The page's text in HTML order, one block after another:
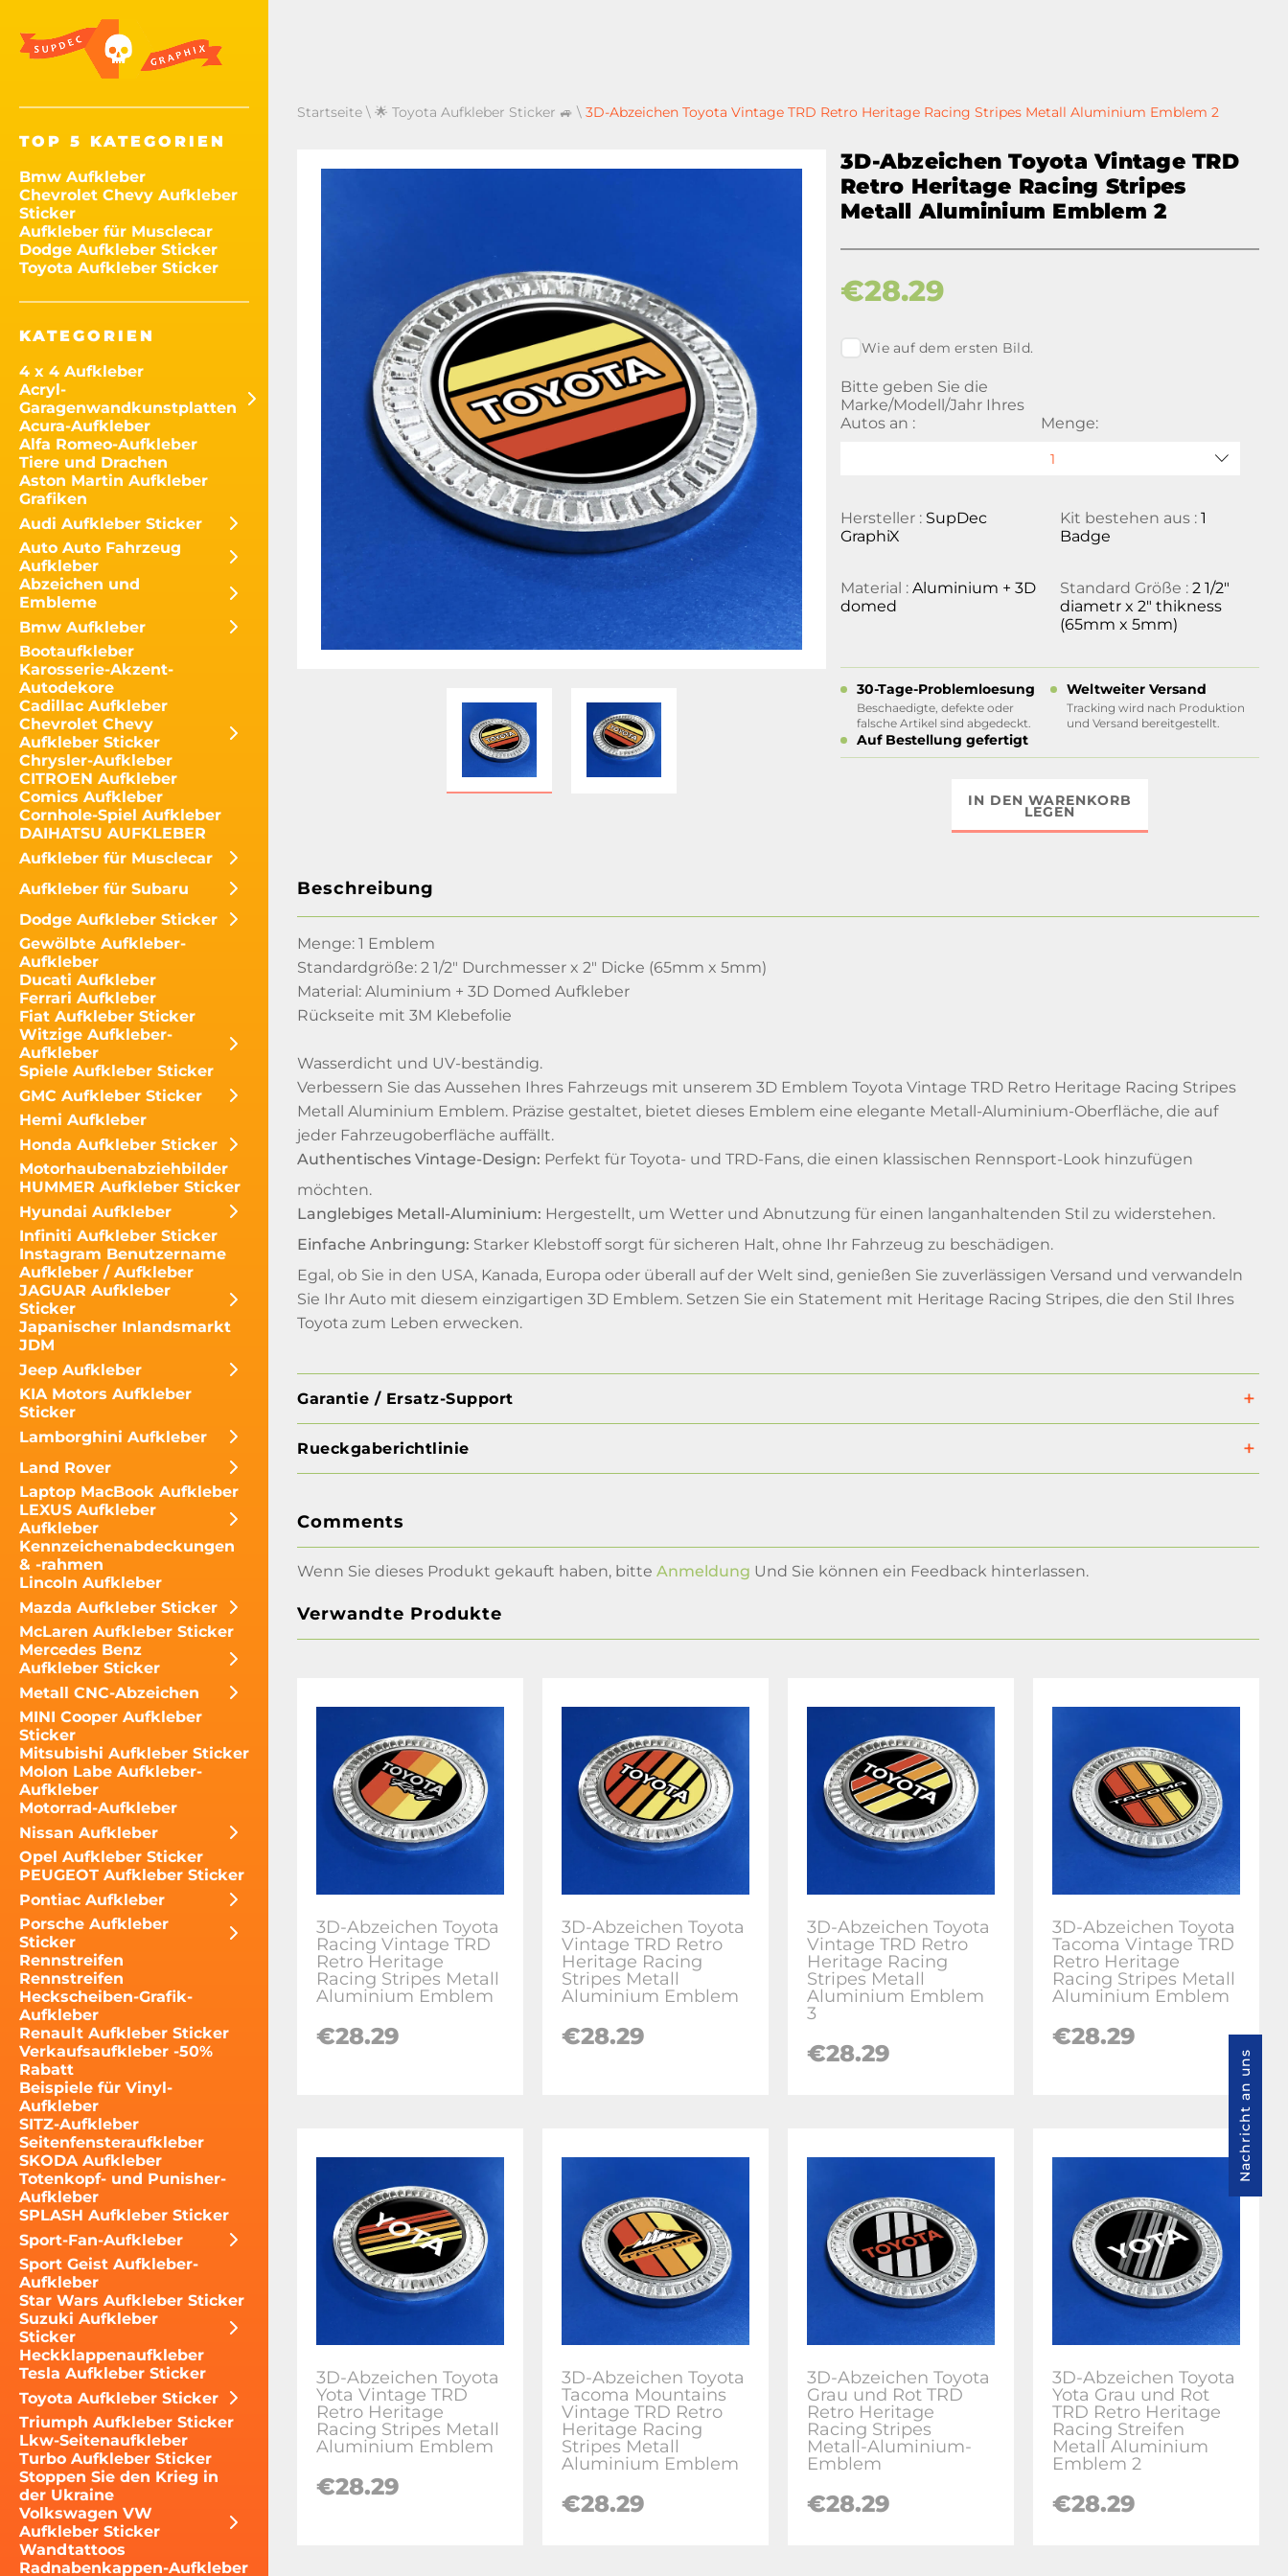
TOP 5 KATEGORIEN
Bmw Aufkleber
Chevrolet Chevy Aufkleber
Sticker
Aufkleber für Musclecar
Dodge Aufkleber Sticker
Toyota Aufkleber Sticker
KATEGORIEN
4 x 4 Aufkleber
Acryl-
Garagenwandkunstplatten
Acura-Aufkleber
Alfa Romeo-Aufkleber
Tiere und Drachen
Aston Martin Aufkleber
Grafiken
Audi Aufkleber Sticker
Auto Auto Fahrzeug
Aufkleber
Abzeichen und
Embleme
Bmw Aufkleber
Bootaufkleber
Karosserie-Akzent-
Autodekore
Cadillac Aufkleber
Chevrolet Chevy
Aufkleber Sticker
Chrysler-Aufkleber
CITROEN Aufkleber
Comics Aufkleber
Cornhole-Spiel Aufkleber
DAIHATSU AUFKLEBER
Aufkleber für Musclecar
Aufkleber für Subaru
Dodge Aufkleber Sticker
Gewölbte Aufkleber-
Aufkleber
Ducati Aufkleber
Ferrari Aufkleber
Fiat Aufkleber Sticker
Witzige Aufkleber-
Aufkleber
Spiele Aufkleber Sticker
GMC Aufkleber Sticker
Hemi Aufkleber
Honda Aufkleber Sticker
Motorhaubenabziehbilder
HUMMER Aufkleber Sticker
Hyundai Aufkleber
Infiniti Aufkleber Sticker
Instagram Benutzername
Aufkleber / Aufkleber
JAGUAR Aufkleber
Sticker
Japanischer Inlandsmarkt
JDM
Jeep Aufkleber
KIA Motors Aufkleber
Sticker
Lamborghini Aufkleber
Land Rover
Laptop MacBook Aufkleber
LEXUS Aufkleber
Aufkleber
Kennzeichenabdeckungen
& -rahmen
Lincoln Aufkleber
Mazda Aufkleber Sticker
McLaren Aufkleber Sticker
Mercedes Benz
Aufkleber Sticker
Metall CNC-Abzeichen
MINI Cooper Aufkleber
Sticker
Mitsubishi Aufkleber Sticker
Molon Labe Aufkleber-
Aufkleber
Motorrad-Aufkleber
Nissan Aufkleber
Opel Aufkleber Sticker
PEUGEOT Aufkleber Sticker
Pontiac Aufkleber
Porsche Aufkleber
Sticker
Rennstreifen
Rennstreifen
Heckscheiben-Grafik-
Aufkleber
Renault Aufkleber Sticker
Verkaufsaufkleber -50%
Rabatt
Beispiele für Vinyl-
Aufkleber
SITZ-Aufkleber
Seitenfensteraufkleber
SKODA Aufkleber
Totenkopf- und Punisher-
Aufkleber
SPLASH Aufkleber Sticker
Sport-Fan-Aufkleber
Sport Geist Aufkleber-
Aufkleber
Star Wars Aufkleber Sticker
Suzuki Aufkleber
Sticker
Heckklappenaufkleber
Tesla Aufkleber Sticker
Toyota Aufkleber Sticker
Triumph Aufkleber Sticker
Lkw-Seitenaufkleber
Turbo Aufkleber Sticker
Stoppen Sie den Krieg in
der Ukraine
Volkswagen VW
Aufkleber Sticker
Wandtattoos
Radnabenkappen-Aufkleber
Startseite \ 🌟 Toyota Aufkleber Sticker 🚙 \ 3D-Abzeichen Toyota Vintage TRD Retro Heritage Racing Stripes Metall Aluminium Emblem 2
3D-Abzeichen Toyota Vintage TRD
Retro Heritage Racing Stripes
Metall Aluminium Emblem 2
€28.29
Wie auf dem ersten Bild.
Bitte geben Sie die
Marke/Modell/Jahr Ihres
Autos an :
Menge:
Hersteller : SupDec
GraphiX
Kit bestehen aus : 1
Badge
Material :Aluminium + 3D
domed
Standard Größe : 2 1/2"
diametr x 2" thikness
(65mm x 5mm)
30-Tage-Problemloesung
Beschaedigte, defekte oder
falsche Artikel sind abgedeckt.
Weltweiter Versand
Tracking wird nach Produktion
und Versand bereitgestellt.
Auf Bestellung gefertigt
IN DEN WARENKORB
LEGEN
Beschreibung
Menge: 1 Emblem
Standardgröße: 2 1/2" Durchmesser x 2" Dicke (65mm x 5mm)
Material: Aluminium + 3D Domed Aufkleber
Rückseite mit 3M Klebefolie
Wasserdicht und UV-beständig.
Verbessern Sie das Aussehen Ihres Fahrzeugs mit unserem 3D Emblem Toyota Vintage TRD Retro Heritage Racing Stripes
Metall Aluminium Emblem. Präzise gestaltet, bietet dieses Emblem eine elegante Metall-Aluminium-Oberfläche, die auf
jeder Fahrzeugoberfläche auffällt.
Authentisches Vintage-Design: Perfekt für Toyota- und TRD-Fans, die einen klassischen Rennsport-Look hinzufügen
möchten.
Langlebiges Metall-Aluminium: Hergestellt, um Wetter und Abnutzung für einen langanhaltenden Stil zu widerstehen.
Einfache Anbringung: Starker Klebstoff sorgt für sicheren Halt, ohne Ihr Fahrzeug zu beschädigen.
Egal, ob Sie in den USA, Kanada, Europa oder überall auf der Welt sind, genießen Sie zuverlässigen Versand und verwandeln
Sie Ihr Auto mit diesem einzigartigen 3D Emblem. Setzen Sie ein Statement mit Heritage Racing Stripes, die den Stil Ihres
Toyota zum Leben erwecken.
Garantie / Ersatz-Support
Rueckgaberichtlinie
Comments
Wenn Sie dieses Produkt gekauft haben, bitte Anmeldung Und Sie können ein Feedback hinterlassen.
Verwandte Produkte
3D-Abzeichen Toyota
Racing Vintage TRD
Retro Heritage
Racing Stripes Metall
Aluminium Emblem
€28.29
3D-Abzeichen Toyota
Vintage TRD Retro
Heritage Racing
Stripes Metall
Aluminium Emblem
€28.29
3D-Abzeichen Toyota
Vintage TRD Retro
Heritage Racing
Stripes Metall
Aluminium Emblem
3
€28.29
3D-Abzeichen Toyota
Tacoma Vintage TRD
Retro Heritage
Racing Stripes Metall
Aluminium Emblem
€28.29
3D-Abzeichen Toyota
Yota Vintage TRD
Retro Heritage
Racing Stripes Metall
Aluminium Emblem
€28.29
3D-Abzeichen Toyota
Tacoma Mountains
Vintage TRD Retro
Heritage Racing
Stripes Metall
Aluminium Emblem
€28.29
3D-Abzeichen Toyota
Grau und Rot TRD
Retro Heritage
Racing Stripes
Metall-Aluminium-
Emblem
€28.29
3D-Abzeichen Toyota
Yota Grau und Rot
TRD Retro Heritage
Racing Streifen
Metall Aluminium
Emblem 2
€28.29
Nachricht an uns